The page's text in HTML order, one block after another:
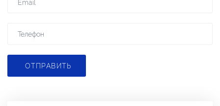
ОТПРАВИТЬ